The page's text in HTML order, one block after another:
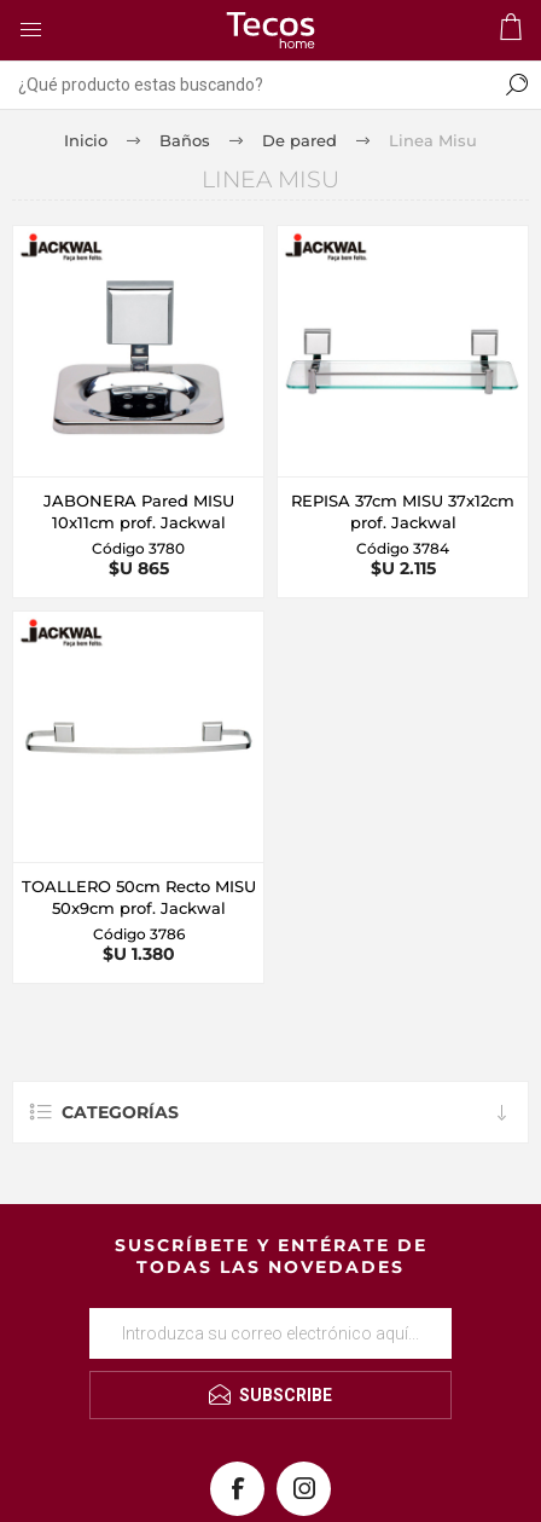
Inicio Baños De pared Linea Misu
LINEA MISU
JABONERA Pared MISU
10x11cm prof. Jackwal
Código 3780
$U 865
REPISA 37cm MISU 37x12cm
prof. Jackwal
Código 3784
$U 2.115
TOALLERO 50cm Recto MISU
50x9cm prof. Jackwal
Código 3786
$U 1.380
CATEGORÍAS
SUSCRÍBETE Y ENTÉRATE DE
TODAS LAS NOVEDADES
SUBSCRIBE